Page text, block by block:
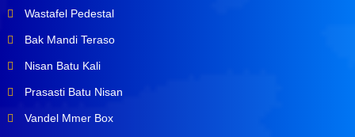
Wastafel Pedestal
Bak Mandi Teraso
Nisan Batu Kali
Prasasti Batu Nisan
Vandel Mmer Box